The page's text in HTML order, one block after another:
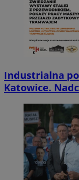
Industrialna
Katowice.